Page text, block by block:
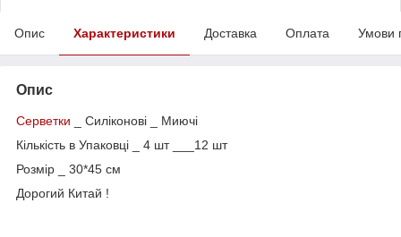
Опис Характеристики Доставка Оплата Умови
Опис
Серветки _ Силіконові _ Миючі
Кількість в Упаковці _ 4 шт ___12 шт
Розмір _ 30*45 см
Дорогий Китай !